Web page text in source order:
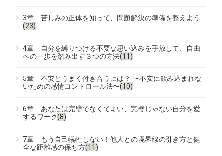
3章 苦しみの正体を知って、問題解決の準備を整えよう
(23)
4章 自分を縛りつける不要な思い込みを手放して、自由
への一歩を踏み出す３つの方法(11)
5章 不安とうまく付き合うには？ 〜不安に飲み込まれな
いための感情コントロール法〜(10)
6章 あなたは完璧でなくてよい、完璧じゃない自分を愛
するワーク(8)
7章 もう自己犠牲しない！他人との境界線の引き方と健
全な距離感の保ち方(11)